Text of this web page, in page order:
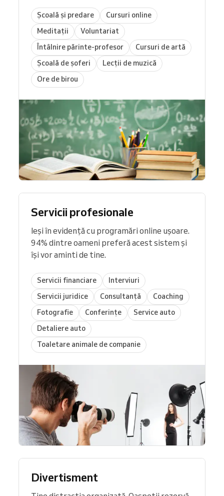
Școală și predare
Cursuri online
Meditații
Voluntariat
Întâlnire părinte-profesor
Cursuri de artă
Școală de șoferi
Lecții de muzică
Ore de birou
Servicii profesionale
Ieși în evidență cu programări online ușoare.
94% dintre oameni preferă acest sistem și
își vor aminti de tine.
Servicii financiare
Interviuri
Servicii juridice
Consultanță
Coaching
Fotografie
Conferințe
Service auto
Detaliere auto
Toaletare animale de companie
Divertisment